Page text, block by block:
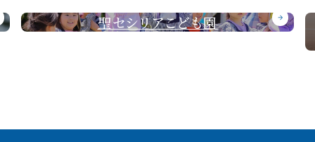
聖セシリアこども園